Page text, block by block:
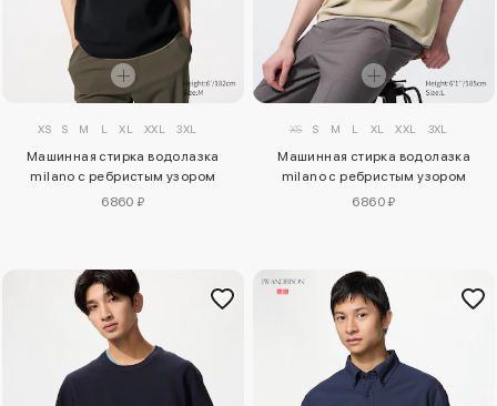
XS S M L XL XXL 3XL
Машинная стирка водолазка
milano с ребристым узором
6860 ₽
XS S M L XL XXL 3XL
Машинная стирка водолазка
milano с ребристым узором
6860 ₽